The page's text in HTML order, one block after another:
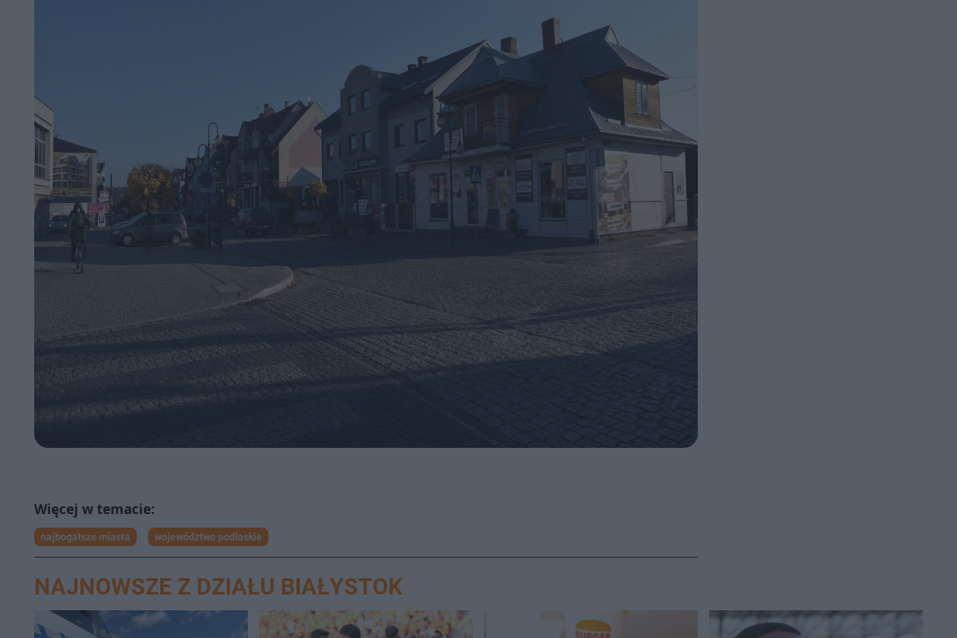
najbogatsze miasta województwo podlaskie
NAJNOWSZE Z DZIAŁU BIAŁYSTOK